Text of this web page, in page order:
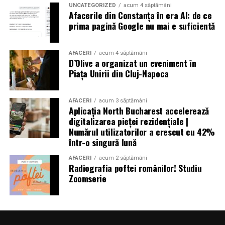
altele au fost date dispărute. Peste 300.000 de oameni
au rămas fără locuințe în urma exploziilor devastatoare.
Autoritățile din Liban au decretat trei zile de doliu
Aniversări – Comemorări
– Sf. Ioan Maria Vianney, preot (Calendarul Romano-
Catolic 2026)
– 1807: S-a născut Constantin Lecca, pictor, tipograf,
editor, scriitor, traducător şi profesor; ctitorul primei
tipografii (19.IX.1837) şi al primului periodic din
UNCATEGORIZED acum 4 săptămâni
Afacerile din Constanța în era AI: de ce
prima pagină Google nu mai e suficientă
AFACERI acum 4 săptămâni
D’Olive a organizat un eveniment în
Piața Unirii din Cluj-Napoca
AFACERI acum 3 săptămâni
Aplicația North Bucharest accelerează
digitalizarea pieței rezidențiale |
Numărul utilizatorilor a crescut cu 42%
într-o singură lună
AFACERI acum 2 săptămâni
Radiografia poftei românilor! Studiu
Zoomserie